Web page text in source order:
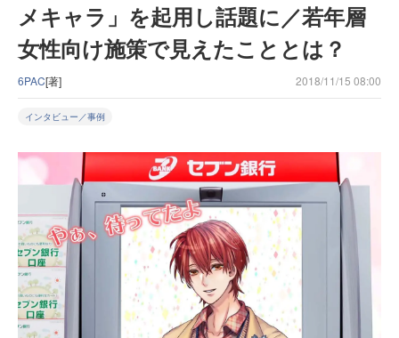
メキャラ」を起用し話題に／若年層
女性向け施策で見えたこととは？
6PAC[著] 2018/11/15 08:00
インタビュー／事例